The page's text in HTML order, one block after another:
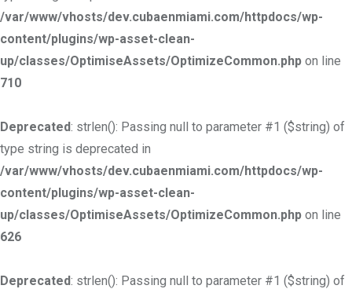
/var/www/vhosts/dev.cubaenmiami.com/httpdocs/wp-
content/plugins/wp-asset-clean-
up/classes/OptimiseAssets/OptimizeCommon.php on line
710
Deprecated: strlen(): Passing null to parameter #1 ($string) of
type string is deprecated in
/var/www/vhosts/dev.cubaenmiami.com/httpdocs/wp-
content/plugins/wp-asset-clean-
up/classes/OptimiseAssets/OptimizeCommon.php on line
626
Deprecated: strlen(): Passing null to parameter #1 ($string) of